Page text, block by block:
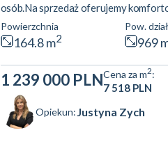
osób.Na sprzedaż oferujemy
malowniczej miejscowości Sieniawa
znajduje się w otulinie uzdrowisk
Powierzchnia
164.8 m2
Pow.
969
1 239 000 PLNCena za m2:
7 518 PLN
Opiekun: Justyna Zych